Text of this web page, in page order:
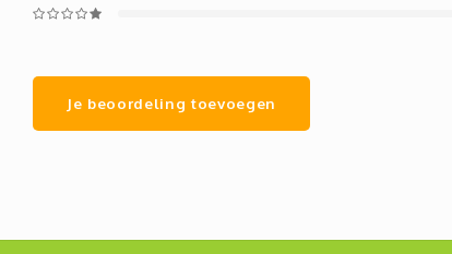
Je beoordeling toevoegen